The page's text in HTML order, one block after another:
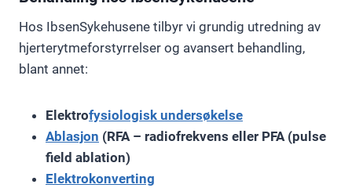
Hos IbsenSykehusene tilbyr vi grundig utredning av
hjerterytmeforstyrrelser og avansert behandling,
blant annet:
Elektrofysiologisk undersøkelse
Ablasjon (RFA – radiofrekvens eller PFA (pulse
field ablation)
Elektrokonverting